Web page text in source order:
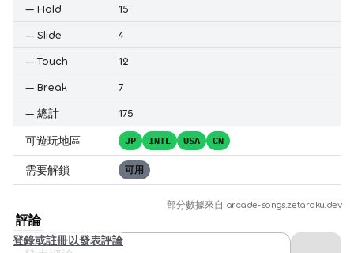
— Hold
15
— Slide
4
— Touch
12
— Break
7
— 總計 175
可遊玩地區 JP INTL USA CN
需要解鎖 可用
部分數據來自 arcade-songs.zetaraku.dev
評論
登錄或註冊以發表評論